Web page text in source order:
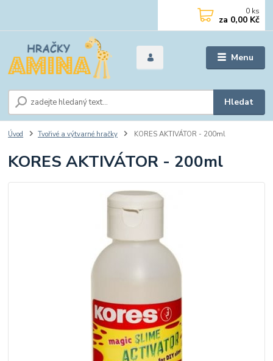
Menu
Hledat
0 ks
za 0,00 Kč
Úvod Tvořivé a výtvarné hračky KORES AKTIVÁTOR - 200ml
KORES AKTIVÁTOR - 200ml